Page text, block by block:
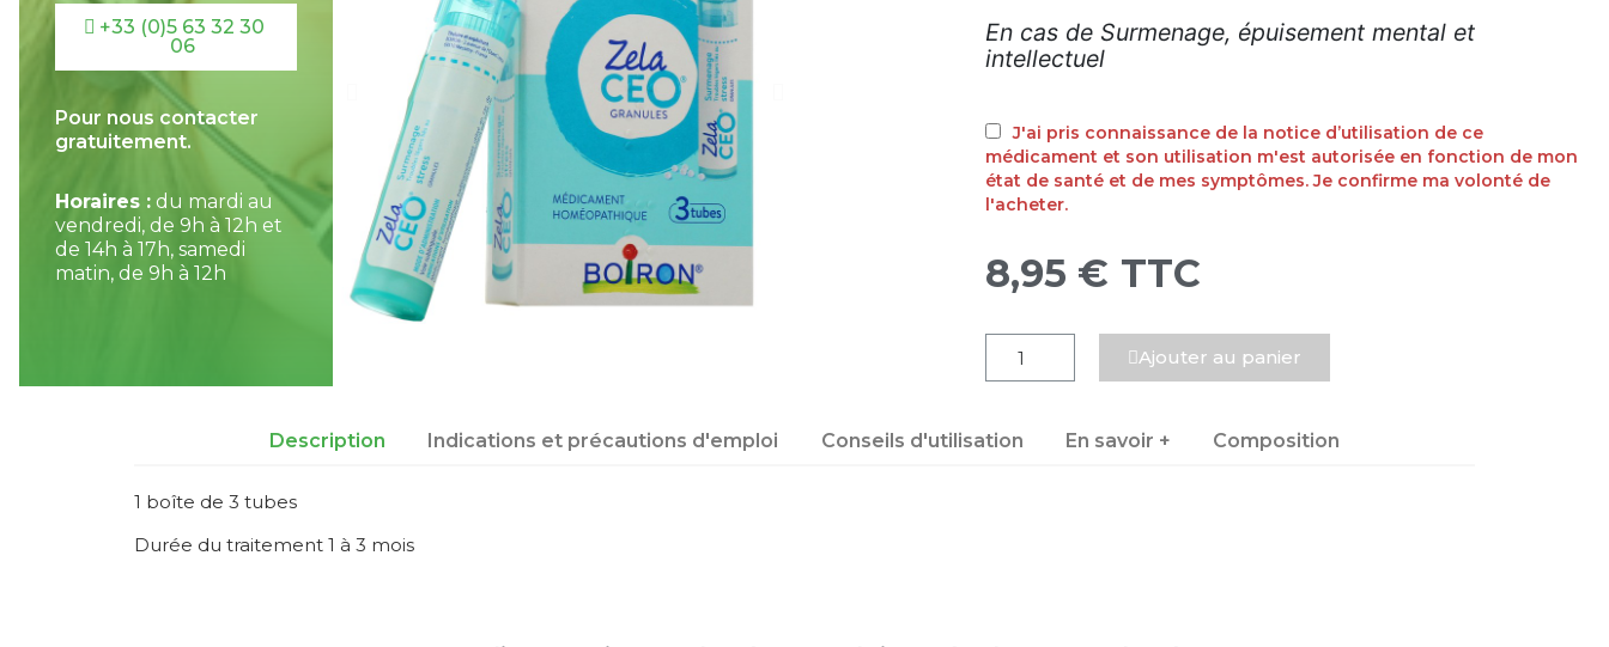
+33 (0)5 63 32 30
06
Pour nous contacter
gratuitement.
Horaires : du mardi au
vendredi, de 9h à 12h et
de 14h à 17h, samedi
matin, de 9h à 12h
En cas de Surmenage, épuisement mental et
intellectuel
J'ai pris connaissance de la notice d’utilisation de ce
médicament et son utilisation m'est autorisée en fonction de mon
état de santé et de mes symptômes. Je confirme ma volonté de
l'acheter.
8,95 € TTC
Ajouter au panier
Description Indications et précautions d'emploi Conseils d'utilisation En savoir + Composition
1 boîte de 3 tubes
Durée du traitement 1 à 3 mois